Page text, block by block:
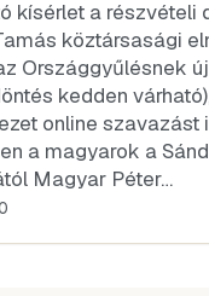
kísérlet a részvételi
köztársasági
Országgyűlésnek
kedden
online szavazást
a magyarok a
Magyar Péter…